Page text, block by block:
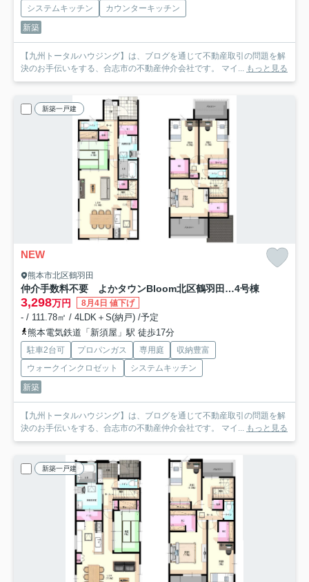
システムキッチン
カウンターキッチン
新築
【九州トータルハウジング】は、ブログを通じて不動産取引の問題を解
決のお手伝いをする、合志市の不動産仲介会社です。 マイ... もっと見る
新築一戸建
NEW
熊本市北区鶴羽田
仲介手数料不要 よかタウンBloom北区鶴羽田3丁目１期【北部東小・北部中】4号棟
3,298万円 8月4日 値下げ
- / 111.78㎡ / 4LDK＋S(納戸) /予定
熊本電気鉄道「新須屋」駅 徒歩17分
駐車2台可 プロパンガス 専用庭
収納豊富
ウォークインクロゼット
システムキッチン
新築
【九州トータルハウジング】は、ブログを通じて不動産取引の問題を解
決のお手伝いをする、合志市の不動産仲介会社です。 マイ... もっと見る
新築一戸建